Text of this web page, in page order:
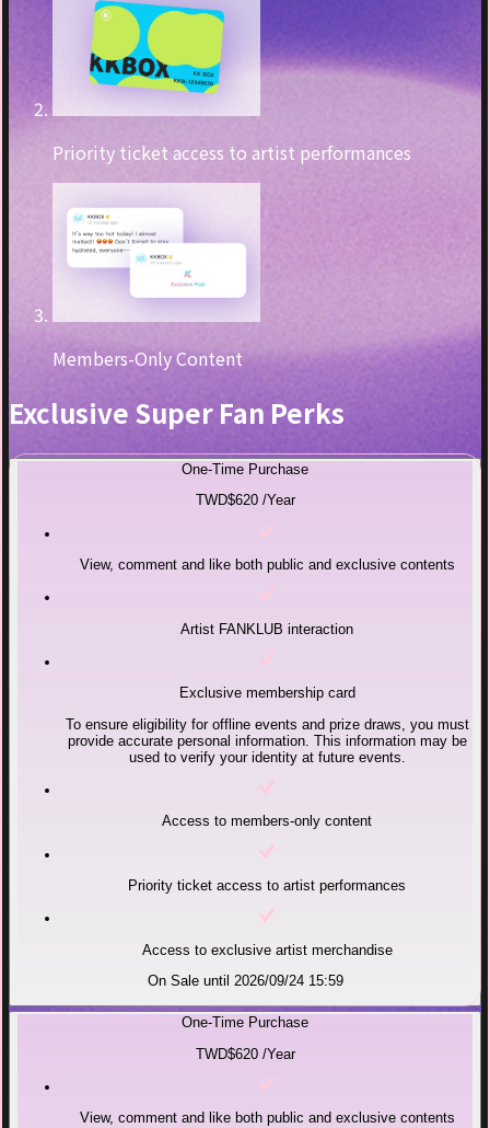
Priority ticket access to artist performances
Members-Only Content
Exclusive Super Fan Perks
One-Time Purchase
TWD$620 /Year
View, comment and like both public and exclusive contents
Artist FANKLUB interaction
Exclusive membership card
To ensure eligibility for offline events and prize draws, you must
provide accurate personal information. This information may be
used to verify your identity at future events.
Access to members-only content
Priority ticket access to artist performances
Access to exclusive artist merchandise
On Sale until 2026/09/24 15:59
One-Time Purchase
TWD$620 /Year
View, comment and like both public and exclusive contents